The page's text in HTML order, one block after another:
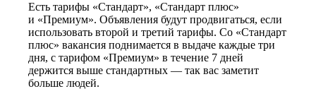
Есть тарифы «Стандарт», «Стандарт плюс»
и «Премиум». Объявления будут продвигаться, если
использовать второй и третий тарифы. Со «Стандарт
плюс» вакансия поднимается в выдаче каждые три
дня, с тарифом «Премиум» в течение 7 дней
держится выше стандартных — так вас заметит
больше людей.